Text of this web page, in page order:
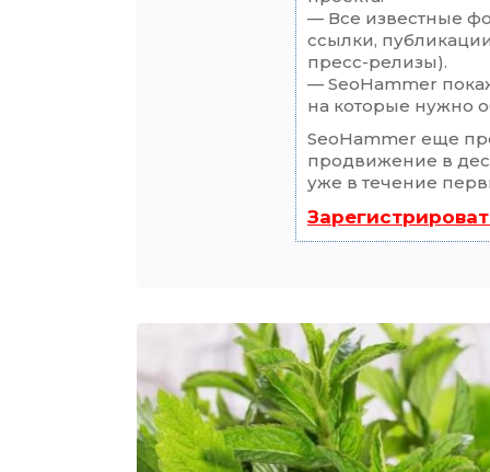
— Все известные
ссылки,
пресс-релизы).
— SeoHammer
на которые нужно
SeoHammer еще
продвижение в
уже в течение